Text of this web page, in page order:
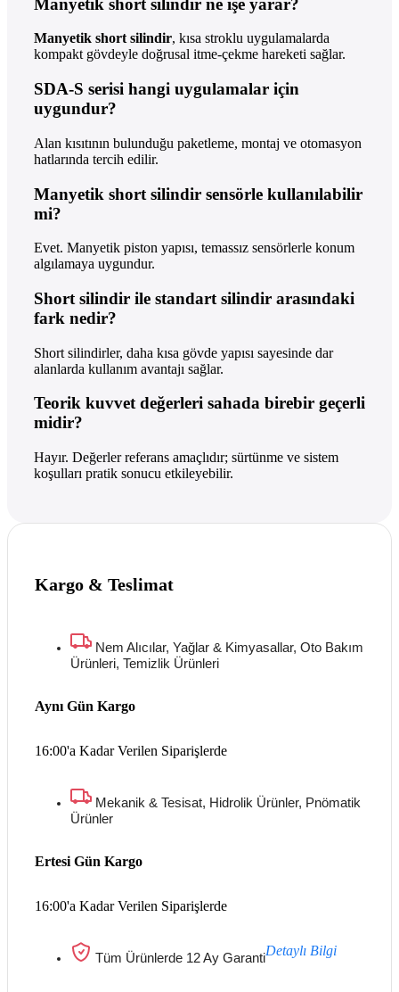
Manyetik short silindir, kısa stroklu uygulamalarda
kompakt gövdeyle doğrusal itme-çekme hareketi sağlar.
SDA-S serisi hangi uygulamalar için
uygundur?
Alan kısıtının bulunduğu paketleme, montaj ve otomasyon
hatlarında tercih edilir.
Manyetik short silindir sensörle kullanılabilir
mi?
Evet. Manyetik piston yapısı, temassız sensörlerle konum
algılamaya uygundur.
Short silindir ile standart silindir arasındaki
fark nedir?
Short silindirler, daha kısa gövde yapısı sayesinde dar
alanlarda kullanım avantajı sağlar.
Teorik kuvvet değerleri sahada birebir geçerli
midir?
Hayır. Değerler referans amaçlıdır; sürtünme ve sistem
koşulları pratik sonucu etkileyebilir.
Kargo & Teslimat
Nem Alıcılar, Yağlar & Kimyasallar, Oto Bakım
Ürünleri, Temizlik Ürünleri
16:00'a Kadar Verilen Siparişlerde
Aynı Gün Kargo
Mekanik & Tesisat, Hidrolik Ürünler, Pnömatik
Ürünler
16:00'a Kadar Verilen Siparişlerde
Ertesi Gün Kargo
Tüm Ürünlerde 12 Ay GarantiDetaylı Bilgi